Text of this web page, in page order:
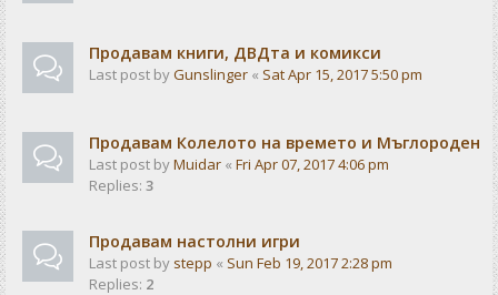
Продавам книги, ДВДта и комикси
Last post byGunslinger « Sat Apr 15, 2017 5:50 pm
Продавам Колелото на времето и Мъглороден
Last post byMuidar « Fri Apr 07, 2017 4:06 pm
Replies: 3
Продавам настолни игри
Last post by stepp « Sun Feb 19, 2017 2:28 pm
Replies: 2